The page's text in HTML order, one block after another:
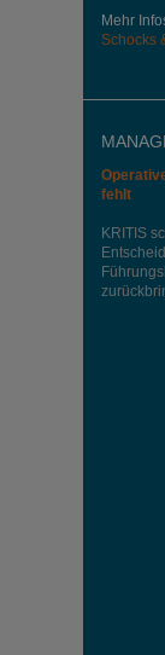
Mehr
Schocks
fehlt
KRITIS